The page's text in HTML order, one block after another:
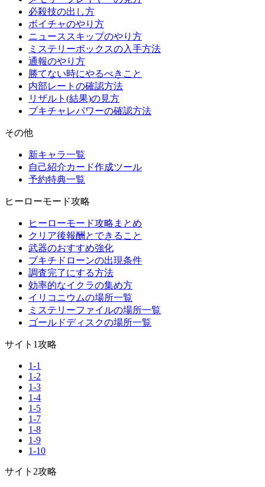
必殺技の出し方
ボイチャのやり方
ニューススキップのやり方
ミステリーボックスの入手方法
通報のやり方
勝てない時にやるべきこと
内部レートの確認方法
リザルト(結果)の見方
ブキチャレパワーの確認方法
その他
新キャラ一覧
自己紹介カード作成ツール
予約特典一覧
ヒーローモード攻略
ヒーローモード攻略まとめ
クリア後報酬とできること
武器のおすすめ強化
ブキチドローンの出現条件
調査完了にする方法
効率的なイクラの集め方
イリコニウムの場所一覧
ミステリーファイルの場所一覧
ゴールドディスクの場所一覧
サイト1攻略
1-1
1-2
1-3
1-4
1-5
1-7
1-8
1-9
1-10
サイト2攻略